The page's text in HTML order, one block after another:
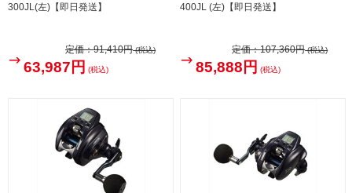
300JL(左)【即日発送】
定価：91,410円(税込)
63,987円 (税込)
400JL (左)【即日発送】
定価：107,360円(税込)
85,888円 (税込)